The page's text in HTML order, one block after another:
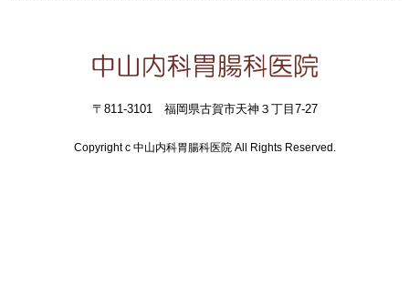
〒811-3101 福岡県古賀市天神３丁目7-27
Copyright c 中山内科胃腸科医院 All Rights Reserved.